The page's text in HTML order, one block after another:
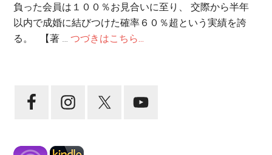
負った会員は１００％お見合いに至り、 交際から半年
以内で成婚に結びつけた確率６０％超という実績を誇
る。 【著 …つづきはこちら...